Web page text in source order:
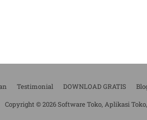
Testimonial DOWNLOAD GRATIS
Copyright © 2026 Software Toko, Aplikasi